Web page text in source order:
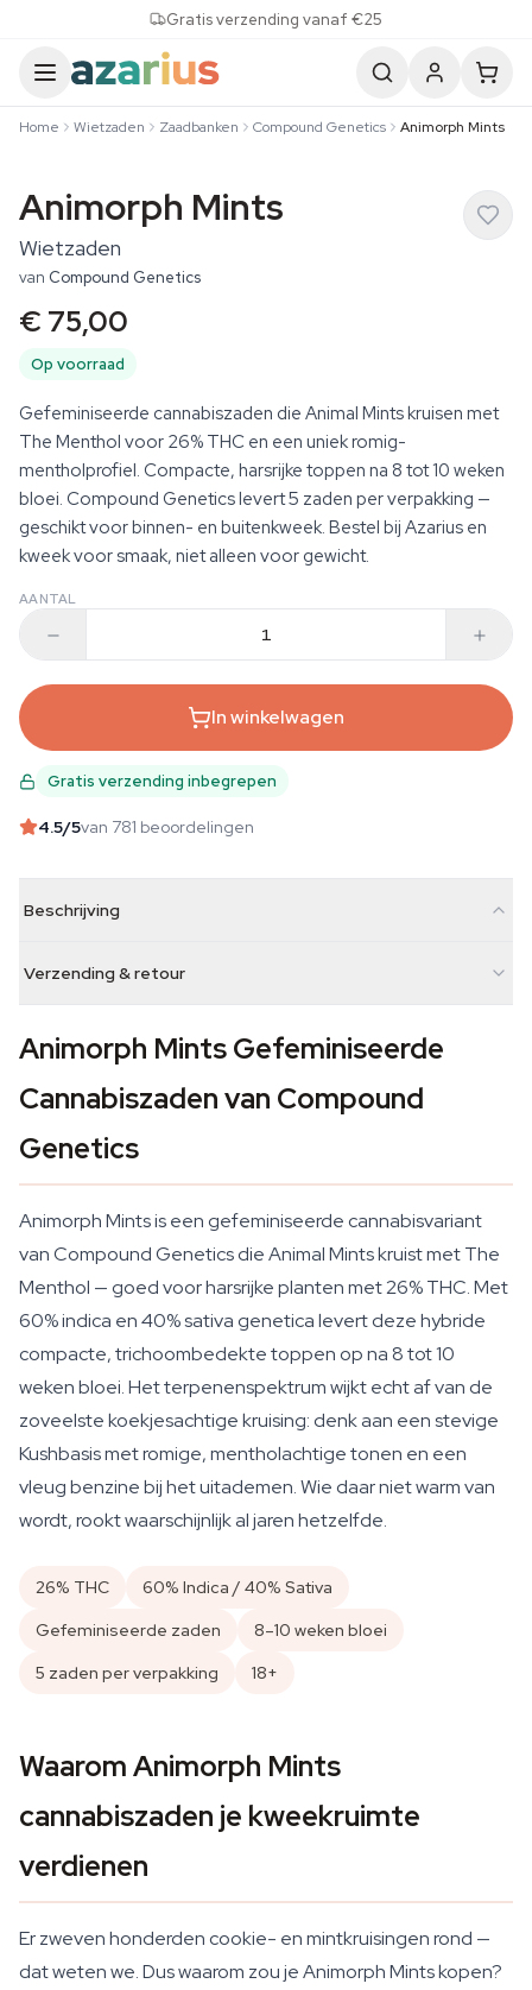
Gratis verzending vanaf €25
Home Wietzaden Zaadbanken Compound Genetics Animorph Mints
Animorph Mints
Wietzaden
van Compound Genetics
€ 75,00
Op voorraad
Gefeminiseerde cannabiszaden die Animal Mints kruisen met
The Menthol voor 26% THC en een uniek romig-
mentholprofiel. Compacte, harsrijke toppen na 8 tot 10 weken
bloei. Compound Genetics levert 5 zaden per verpakking —
geschikt voor binnen- en buitenkweek. Bestel bij Azarius en
kweek voor smaak, niet alleen voor gewicht.
AANTAL
In winkelwagen
Gratis verzending inbegrepen
4.5/5van 781 beoordelingen
Beschrijving
Verzending & retour
Animorph Mints Gefeminiseerde
Cannabiszaden van Compound
Genetics
Animorph Mints is een gefeminiseerde cannabisvariant
van Compound Genetics die Animal Mints kruist met The
Menthol — goed voor harsrijke planten met 26% THC. Met
60% indica en 40% sativa genetica levert deze hybride
compacte, trichoombedekte toppen op na 8 tot 10
weken bloei. Het terpenenspektrum wijkt echt af van de
zoveelste koekjesachtige kruising: denk aan een stevige
Kushbasis met romige, mentholachtige tonen en een
vleug benzine bij het uitademen. Wie daar niet warm van
wordt, rookt waarschijnlijk al jaren hetzelfde.
26% THC
60% Indica / 40% Sativa
Gefeminiseerde zaden
8–10 weken bloei
5 zaden per verpakking
18+
Waarom Animorph Mints
cannabiszaden je kweekruimte
verdienen
Er zweven honderden cookie- en mintkruisingen rond —
dat weten we. Dus waarom zou je Animorph Mints kopen?